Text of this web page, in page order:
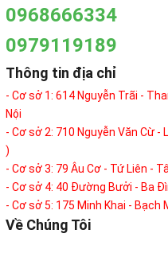
0968666334
0979119189
Thông tin địa chỉ
- Cơ sở 1: 614 Nguyễn Trãi -
Nội
- Cơ sở 2: 710 Nguyễn Văn Cừ -
)
- Cơ sở 3: 79 Âu Cơ - Tứ Liên -
- Cơ sở 4: 40 Đường Bưởi - Ba
- Cơ sở 5: 175 Minh Khai - Bạch
Về Chúng Tôi